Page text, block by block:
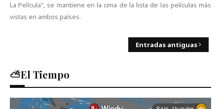
La Película", se mantiene en la cima de la lista de las películas más
vistas en ambos países.
Entradas antiguas
⛅El Tiempo